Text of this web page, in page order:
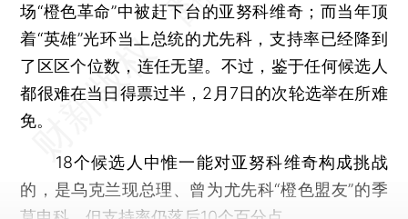
场“橙色革命”中被赶下台的亚努科维奇；而当年顶
着“英雄”光环当上总统的尤先科，支持率已经降到
了区区个位数，连任无望。不过，鉴于任何候选人
都很难在当日得票过半，2月7日的次轮选举在所难
免。
18个候选人中惟一能对亚努科维奇构成挑战
的，是乌克兰现总理、曾为尤先科“橙色盟友”的季